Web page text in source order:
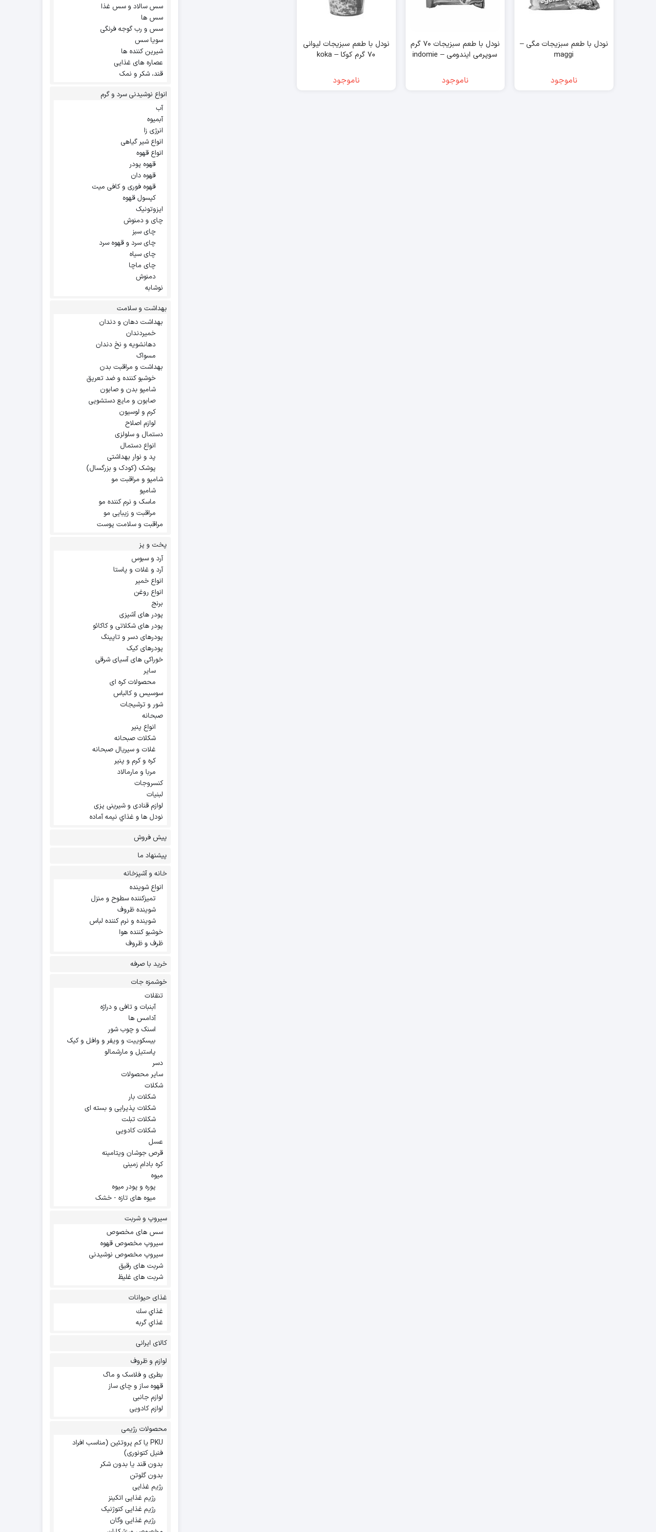
نودل با طعم سبزیجات مگی –
maggi
ناموجود
نودل با طعم سبزیجات ۷۰ گرم
سوپرمی ایندومی – indomie
ناموجود
نودل با طعم سبزیجات لیوانی
۷۰ گرم کوکا – koka
ناموجود
سس سالاد و سس غذا
سس ها
سس و رب گوجه فرنگی
سویا سس
شیرین کننده ها
عصاره های غذایی
قند، شکر و نمک
انواع نوشیدنی سرد و گرم
آب
آبمیوه
انرژی زا
انواع شیر گیاهی
انواع قهوه
قهوه پودر
قهوه دان
قهوه فوری و کافی میت
کپسول قهوه
ایزوتونیک
چای و دمنوش
چای سبز
چای سرد و قهوه سرد
چای سیاه
چای ماچا
دمنوش
نوشابه
بهداشت و سلامت
بهداشت دهان و دندان
خمیردندان
دهانشویه و نخ دندان
مسواک
بهداشت و مراقبت بدن
خوشبو کننده و ضد تعریق
شامپو بدن و صابون
صابون و مایع دستشویی
کرم و لوسیون
لوازم اصلاح
دستمال و سلولزی
انواع دستمال
پد و نوار بهداشتی
پوشک (کودک و بزرگسال)
شامپو و مراقبت مو
شامپو
ماسک و نرم کننده مو
مراقبت و زیبایی مو
مراقبت و سلامت پوست
پخت و پز
آرد و سبوس
آرد و غلات و پاستا
انواع خمیر
انواع روغن
برنج
پودر های آشپزی
پودر های شکلاتی و کاکائو
پودرهای دسر و تاپینگ
پودرهای کیک
خوراکی های آسیای شرقی
سایر
محصولات کره ای
سوسیس و کالباس
شور و ترشیجات
صبحانه
انواع پنیر
شکلات صبحانه
غلات و سیریال صبحانه
کره و کرم و پنیر
مربا و مارمالاد
کنسروجات
لبنیات
لوازم قنادی و شیرینی پزی
نودل ها و غذاي نيمه آماده
پیش فروش
پیشنهاد ما
خانه و آشپزخانه
انواع شوینده
تمیزکننده سطوح و منزل
شوینده ظروف
شوینده و نرم کننده لباس
خوشبو کننده هوا
ظرف و ظروف
خرید با صرفه
خوشمزه جات
تنقلات
آبنبات و تافی و دراژه
آدامس ها
اسنک و چوب شور
بیسکوییت و ویفر و وافل و کیک
پاستیل و مارشمالو
دسر
سایر محصولات
شکلات
شکلات بار
شکلات پذیرایی و بسته ای
شکلات تبلت
شکلات کادویی
عسل
قرص جوشان ویتامینه
کره بادام زمینی
میوه
پوره و پودر میوه
میوه های تازه - خشک
سیروپ و شربت
سس های مخصوص
سیروپ مخصوص قهوه
سیروپ مخصوص نوشیدنی
شربت های رقیق
شربت های غلیظ
غذای حیوانات
غذاي سك
غذاي گربه
کالای ایرانی
لوازم و ظروف
بطری و فلاسک و ماگ
قهوه ساز و چای ساز
لوازم جانبی
لوازم کادویی
محصولات رژیمی
PKU یا کم پروتئین (مناسب افراد
فنیل کتونوری)
بدون قند یا بدون شکر
بدون گلوتن
رژیم غذایی
رژیم غذایی اتکینز
رژیم غذایی کتوژنیک
رژیم غذایی وگان